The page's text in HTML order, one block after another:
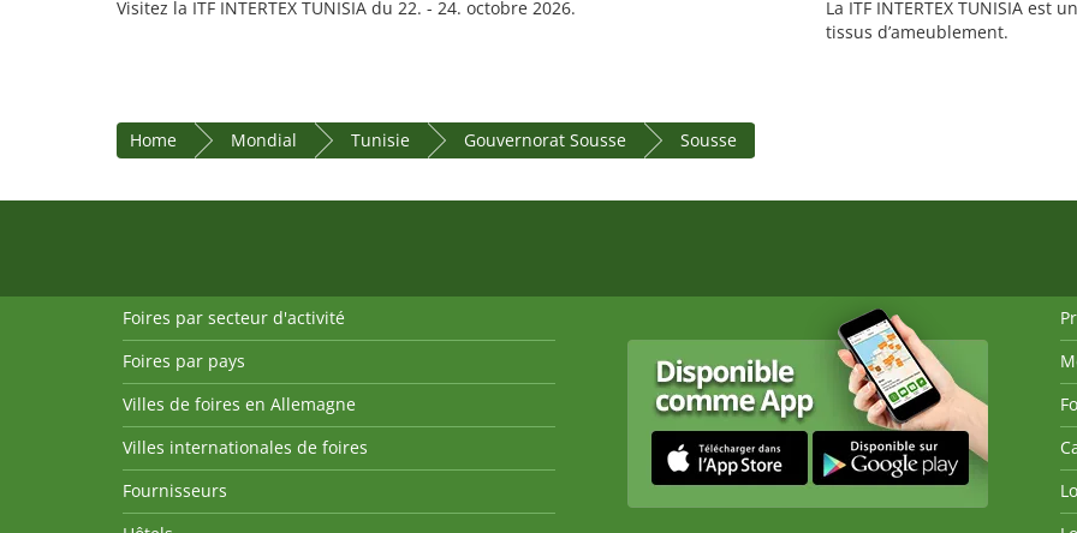
Visitez la ITF INTERTEX TUNISIA du 22. - 24. octobre 2026.
La ITF INTERTEX TUNISIA
tissus d’ameublement.
Home Mondial Tunisie Gouvernorat Sousse Sousse
Foires par secteur d'activité
Foires par pays
Villes de foires en Allemagne
Villes internationales de foires
Fournisseurs